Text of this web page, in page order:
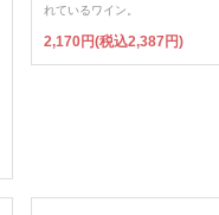
れているワイン。
2,170円(税込2,387円)